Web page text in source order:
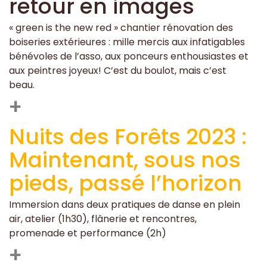
« green is the new red » chantier rénovation des
boiseries extérieures : mille mercis aux infatigables
bénévoles de l’asso, aux ponceurs enthousiastes et
aux peintres joyeux! C’est du boulot, mais c’est
beau.
+
Nuits des Forêts 2023 :
Maintenant, sous nos
pieds, passé l’horizon
Immersion dans deux pratiques de danse en plein
air, atelier (1h30), flânerie et rencontres,
promenade et performance (2h)
+